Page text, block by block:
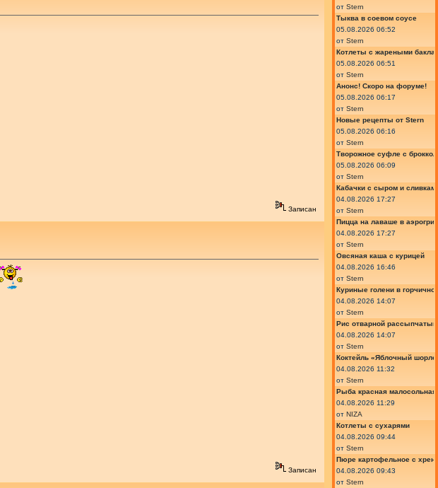
Записан
Записан
от Stern
Тыква в соевом соусе
05.08.2026 06:52
от Stern
Котлеты с жареными
05.08.2026 06:51
от Stern
Анонс! Скоро на форуме!
05.08.2026 06:17
от Stern
Новые рецепты от Stern
05.08.2026 06:16
от Stern
Творожное суфле с
05.08.2026 06:09
от Stern
Кабачки с сыром и
04.08.2026 17:27
от Stern
Пицца на лаваше в
04.08.2026 17:27
от Stern
Овсяная каша с курицей
04.08.2026 16:46
от Stern
Куриные голени в
04.08.2026 14:07
от Stern
Рис отварной рассыпчатый
04.08.2026 14:07
от Stern
Коктейль «Яблочный
04.08.2026 11:32
от Stern
Рыба красная малосольная
04.08.2026 11:29
от NIZA
Котлеты с сухарями
04.08.2026 09:44
от Stern
Пюре картофельное с
04.08.2026 09:43
от Stern